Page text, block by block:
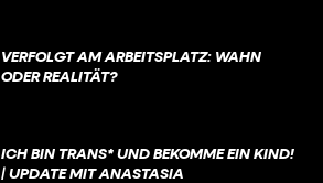
VERFOLGT AM ARBEITSPLATZ: WAHN
ODER REALITÄT?
ICH BIN TRANS* UND BEKOMME EIN KIND!
| UPDATE MIT ANASTASIA